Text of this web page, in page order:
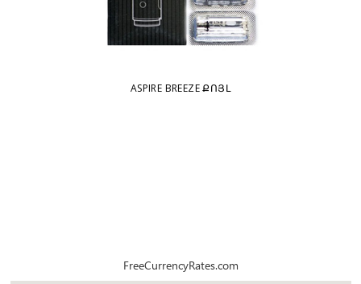
ASPIRE BREEZE ՔՈՅԼ
FreeCurrencyRates.com